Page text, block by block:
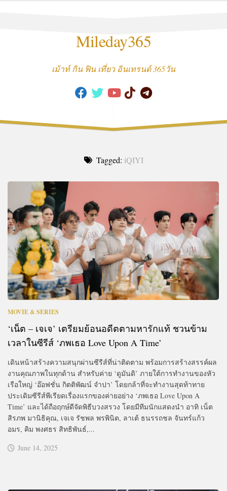
Mileday365
เม้าท์ กิน ฟิน เที่ยว อินเทรนด์ 365วัน
Tagged: iQIYI
MOVIE & SERIES
‘เน็ต – เจเจ’ เตรียมย้อนอดีตตามหารักแท้ ชวนข้าม
เวลาในซีรีส์ ‘ภพเธอ Love Upon A Time’
เดินหน้าสร้างความสนุกผ่านซีรีส์ที่น่าติดตาม พร้อมการสร้างสรรค์ผล
งานคุณภาพในทุกด้าน สำหรับค่าย ‘ดูมันดิ’ ภายใต้การทำงานของหัว
เรือใหญ่ ‘อ๊อฟชั่น กิตติพัฒน์ จำปา’ โดยกล้าที่จะทำงานสุดท้าทาย
ประเดิมซีรีส์พีเรียดเรื่องแรกของค่ายอย่าง ‘ภพเธอ Love Upon A
Time’ และได้ถือฤกษ์ดีจัดพิธีบวงสรวง โดยมีทีมนักแสดงนำ อาทิ เน็ต
สิรภพ มานิธิคุณ, เจเจ รัชพล พรพินิต, ลาเต้ ธนรรถชล จันทร์แก้ว
อมร, คิม พงศธร สิทธิพันธ์,...
June 14, 2025